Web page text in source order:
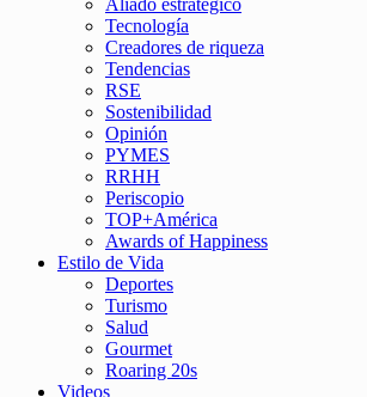
Aliado estratégico
Tecnología
Creadores de riqueza
Tendencias
RSE
Sostenibilidad
Opinión
PYMES
RRHH
Periscopio
TOP+América
Awards of Happiness
Estilo de Vida
Deportes
Turismo
Salud
Gourmet
Roaring 20s
Videos